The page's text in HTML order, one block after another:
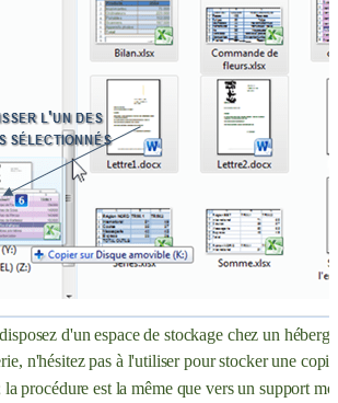
d'un espace de stockage chez un
n'hésitez pas à l'utiliser pour stocker une
la procédure est la même que vers un support